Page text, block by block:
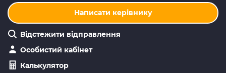
Написати керівнику
Відстежити відправлення
Особистий кабінет
Калькулятор